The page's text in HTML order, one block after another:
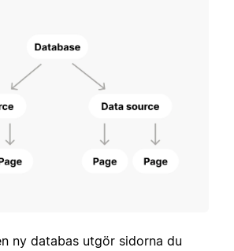
ny databas utgör sidorna du